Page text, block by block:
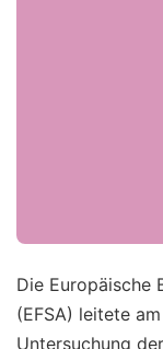
Die Europäische
(EFSA) leitete
Untersuchung